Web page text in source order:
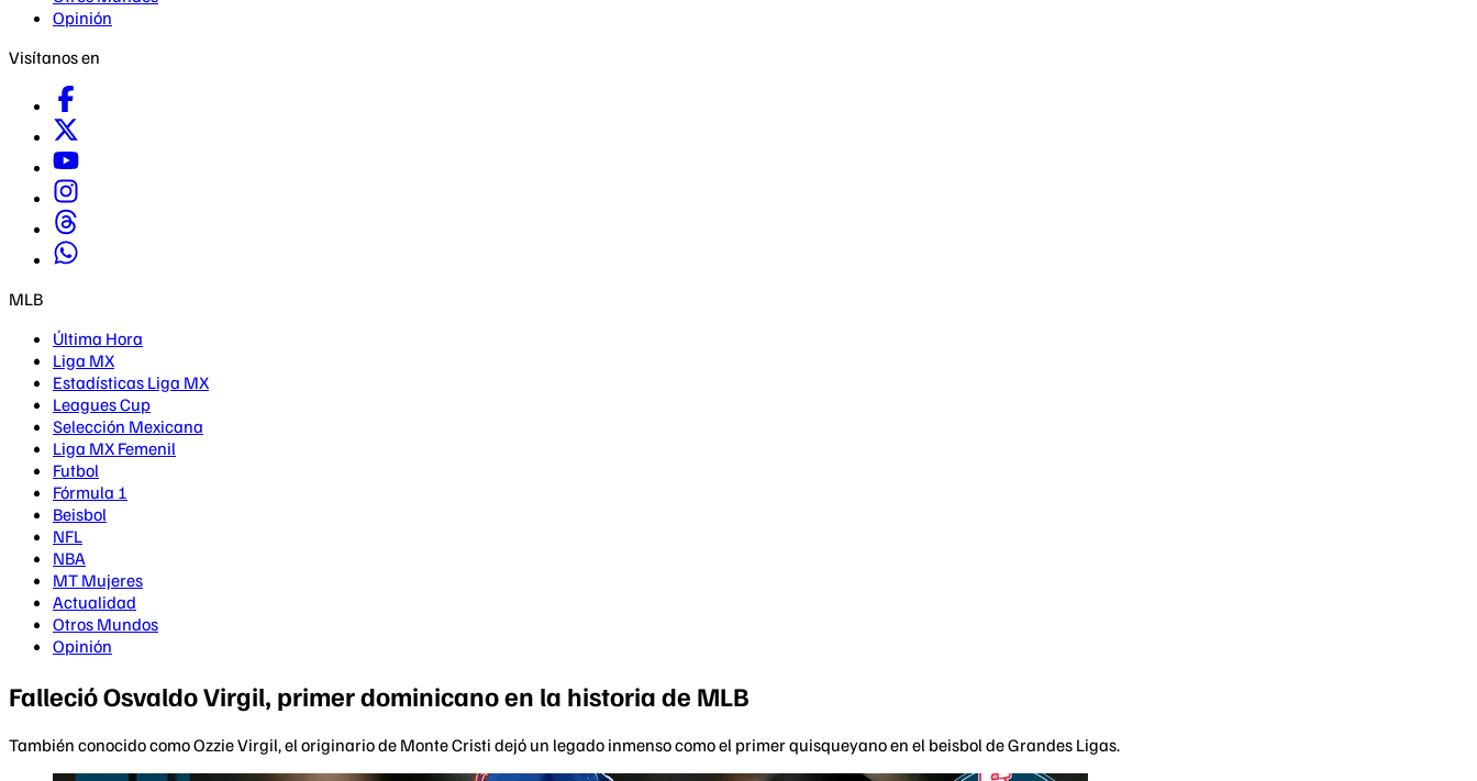
Opinión
Visítanos en
MLB
Última Hora
Liga MX
Estadísticas Liga MX
Leagues Cup
Selección Mexicana
Liga MX Femenil
Futbol
Fórmula 1
Beisbol
NFL
NBA
MT Mujeres
Actualidad
Otros Mundos
Opinión
Falleció Osvaldo Virgil, primer dominicano en la historia de MLB
También conocido como Ozzie Virgil, el originario de Monte Cristi dejó un legado inmenso como el primer quisqueyano en el beisbol de Grandes Ligas.